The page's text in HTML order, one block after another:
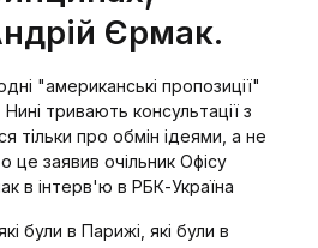
Єрмак.
"американські пропозиції"
тривають консультації з
тільки про обмін ідеями, а не
це заявив очільник Офісу
в інтерв'ю в РБК-Україна
були в Парижі, які були в